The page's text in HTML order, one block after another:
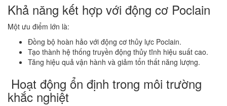
Khả năng kết hợp với động cơ Poclain
Một ưu điểm lớn là:
Đồng bộ hoàn hảo với động cơ thủy lực Poclain.
Tạo thành hệ thống truyền động thủy tĩnh hiệu suất cao.
Tăng hiệu quả vận hành và giảm tổn thất năng lượng.
Hoạt động ổn định trong môi trường
khắc nghiệt